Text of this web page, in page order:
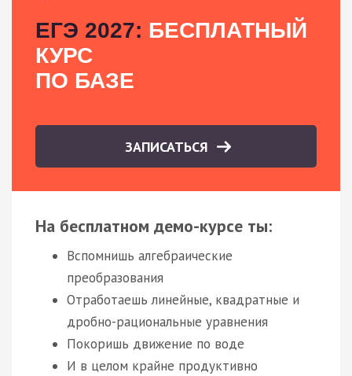
ЕГЭ 2027: БЕСПЛАТНЫЙ
КУРС
ПО БАЗЕ
ЗАПИСАТЬСЯ
На бесплатном демо-курсе ты:
Вспомнишь алгебраические
преобразования
Отработаешь линейные, квадратные и
дробно-рациональные уравнения
Покоришь движение по воде
И в целом крайне продуктивно